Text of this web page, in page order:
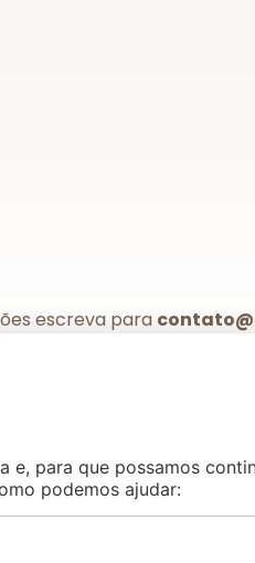
escreva para
para que possamos
podemos ajudar: